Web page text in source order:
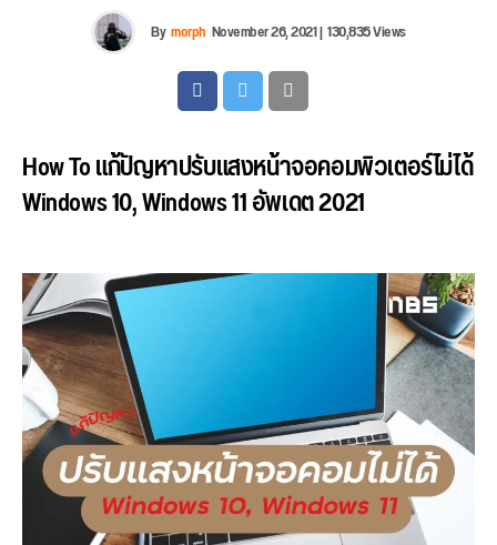
Bymorph November 26, 2021|130,835 Views
How To แก้ปัญหาปรับแสงหน้าจอคอมพิวเตอร์ไม่ได้
Windows 10, Windows 11 อัพเดต 2021